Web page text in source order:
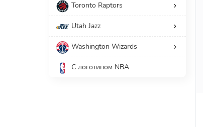
Toronto Raptors
Utah Jazz
Washington Wizards
С логотипом NBA